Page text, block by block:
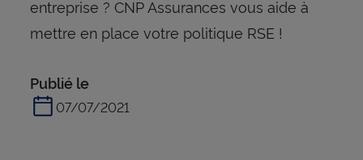
entreprise ? CNP Assurances vous aide à
mettre en place votre politique RSE !
Publié le
07/07/2021